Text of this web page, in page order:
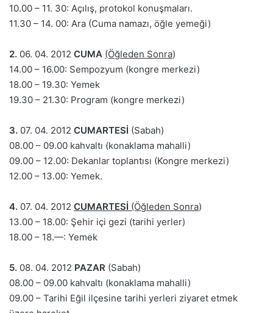
10.00 – 11. 30: Açılış, protokol konuşmaları.
11.30 – 14. 00: Ara (Cuma namazı, öğle yemeği)
2. 06. 04. 2012 CUMA (Öğleden Sonra)
14.00 – 16.00: Sempozyum (kongre merkezi)
18.00 – 19.30: Yemek
19.30 – 21.30: Program (kongre merkezi)
3. 07. 04. 2012 CUMARTESİ (Sabah)
08.00 – 09.00 kahvaltı (konaklama mahalli)
09.00 – 12.00: Dekanlar toplantısı (Kongre merkezi)
12.00 – 13.00: Yemek.
4. 07. 04. 2012 CUMARTESİ (Öğleden Sonra)
13.00 – 18.00: Şehir içi gezi (tarihi yerler)
18.00 – 18.—: Yemek
5. 08. 04. 2012 PAZAR (Sabah)
08.00 – 09.00 kahvaltı (konaklama mahalli)
09.00 – Tarihi Eğil ilçesine tarihi yerleri ziyaret etmek